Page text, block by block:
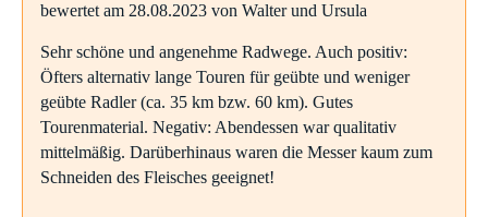
bewertet am 28.08.2023 von Walter und Ursula
Sehr schöne und angenehme Radwege. Auch positiv:
Öfters alternativ lange Touren für geübte und weniger
geübte Radler (ca. 35 km bzw. 60 km). Gutes
Tourenmaterial. Negativ: Abendessen war qualitativ
mittelmäßig. Darüberhinaus waren die Messer kaum zum
Schneiden des Fleisches geeignet!